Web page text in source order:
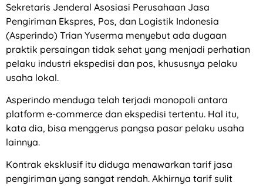
Sekretaris Jenderal Asosiasi Perusahaan Jasa
Pengiriman Ekspres, Pos, dan Logistik Indonesia
(Asperindo) Trian Yuserma menyebut ada dugaan
praktik persaingan tidak sehat yang menjadi perhatian
pelaku industri ekspedisi dan pos, khususnya pelaku
usaha lokal.
Asperindo menduga telah terjadi monopoli antara
platform e-commerce dan ekspedisi tertentu. Hal itu,
kata dia, bisa menggerus pangsa pasar pelaku usaha
lainnya.
Kontrak eksklusif itu diduga menawarkan tarif jasa
pengiriman yang sangat rendah. Akhirnya tarif sulit